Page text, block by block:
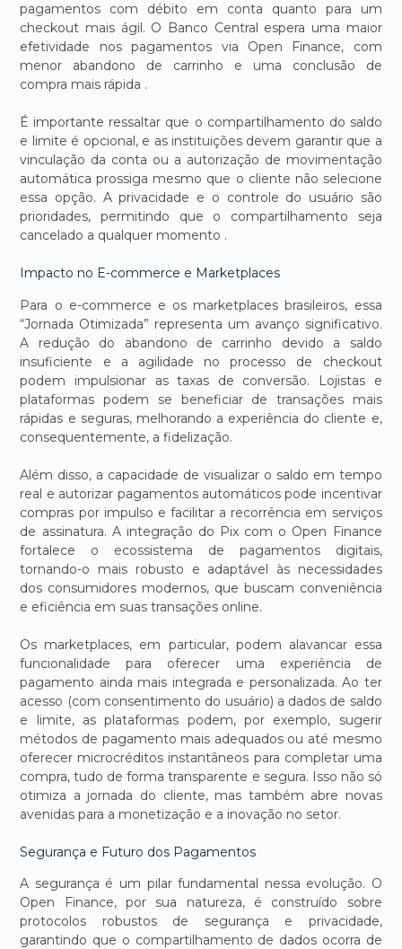
pagamentos com débito em conta quanto para um
checkout mais ágil. O Banco Central espera uma maior
efetividade nos pagamentos via Open Finance, com
menor abandono de carrinho e uma conclusão de
compra mais rápida .
É importante ressaltar que o compartilhamento do saldo
e limite é opcional, e as instituições devem garantir que a
vinculação da conta ou a autorização de movimentação
automática prossiga mesmo que o cliente não selecione
essa opção. A privacidade e o controle do usuário são
prioridades, permitindo que o compartilhamento seja
cancelado a qualquer momento .
Impacto no E-commerce e Marketplaces
Para o e-commerce e os marketplaces brasileiros, essa
“Jornada Otimizada” representa um avanço significativo.
A redução do abandono de carrinho devido a saldo
insuficiente e a agilidade no processo de checkout
podem impulsionar as taxas de conversão. Lojistas e
plataformas podem se beneficiar de transações mais
rápidas e seguras, melhorando a experiência do cliente e,
consequentemente, a fidelização.
Além disso, a capacidade de visualizar o saldo em tempo
real e autorizar pagamentos automáticos pode incentivar
compras por impulso e facilitar a recorrência em serviços
de assinatura. A integração do Pix com o Open Finance
fortalece o ecossistema de pagamentos digitais,
tornando-o mais robusto e adaptável às necessidades
dos consumidores modernos, que buscam conveniência
e eficiência em suas transações online.
Os marketplaces, em particular, podem alavancar essa
funcionalidade para oferecer uma experiência de
pagamento ainda mais integrada e personalizada. Ao ter
acesso (com consentimento do usuário) a dados de saldo
e limite, as plataformas podem, por exemplo, sugerir
métodos de pagamento mais adequados ou até mesmo
oferecer microcréditos instantâneos para completar uma
compra, tudo de forma transparente e segura. Isso não só
otimiza a jornada do cliente, mas também abre novas
avenidas para a monetização e a inovação no setor.
Segurança e Futuro dos Pagamentos
A segurança é um pilar fundamental nessa evolução. O
Open Finance, por sua natureza, é construído sobre
protocolos robustos de segurança e privacidade,
garantindo que o compartilhamento de dados ocorra de